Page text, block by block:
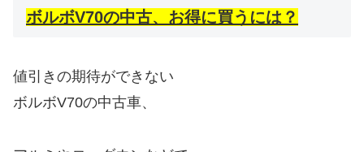
ボルボV70の中古、お得に買うには？
値引きの期待ができない
ボルボV70の中古車、